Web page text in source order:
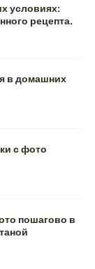
условиях:
рецепта.
в домашних
с фото
пошагово в